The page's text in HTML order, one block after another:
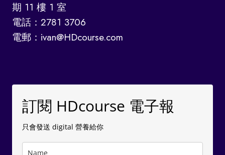
期 11 樓 1 室
電話：2781 3706
電郵：ivan@HDcourse.com
訂閱 HDcourse 電子報
只會發送 digital 營養給你